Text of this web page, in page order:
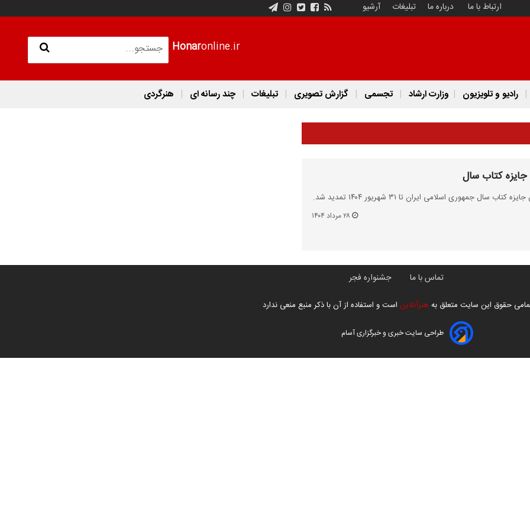
ارتباط با ما درباره ما تبلیغات آرشیو
Honaronline.ir
رادیو و تلویزیون وزارت ارشاد تجسمی گزارش تصویری تبلیغات چند رسانه ای هنرگردی
جایزه کتاب سال
جمهوری اسلامی ایران تا ۳۱ شهریور ۱۴۰۴ تمدید شد.
تماس با ما جشنواره فجر
حقوق این سایت متعلق به هنرآنلاین است و استفاده از آن با ذکر منبع منعی ندارد
طراحی سایت خبری و خبرگزاری آسام